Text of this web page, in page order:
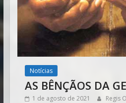
Notícias
AS BÊNÇÃOS DA
1 de agosto de 2021 Regis